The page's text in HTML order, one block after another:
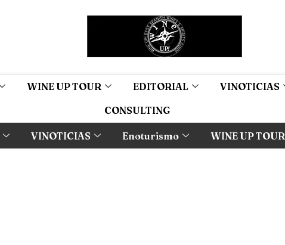
WINE UP TOUR EDITORIAL VINOTICIAS
CONSULTING
VINOTICIAS Enoturismo WINE UP TOUR